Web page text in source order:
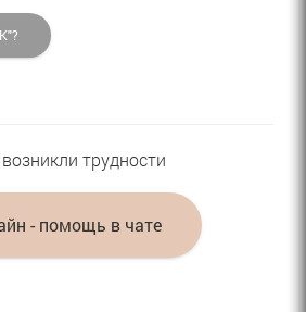
трудности
- помощь в чате